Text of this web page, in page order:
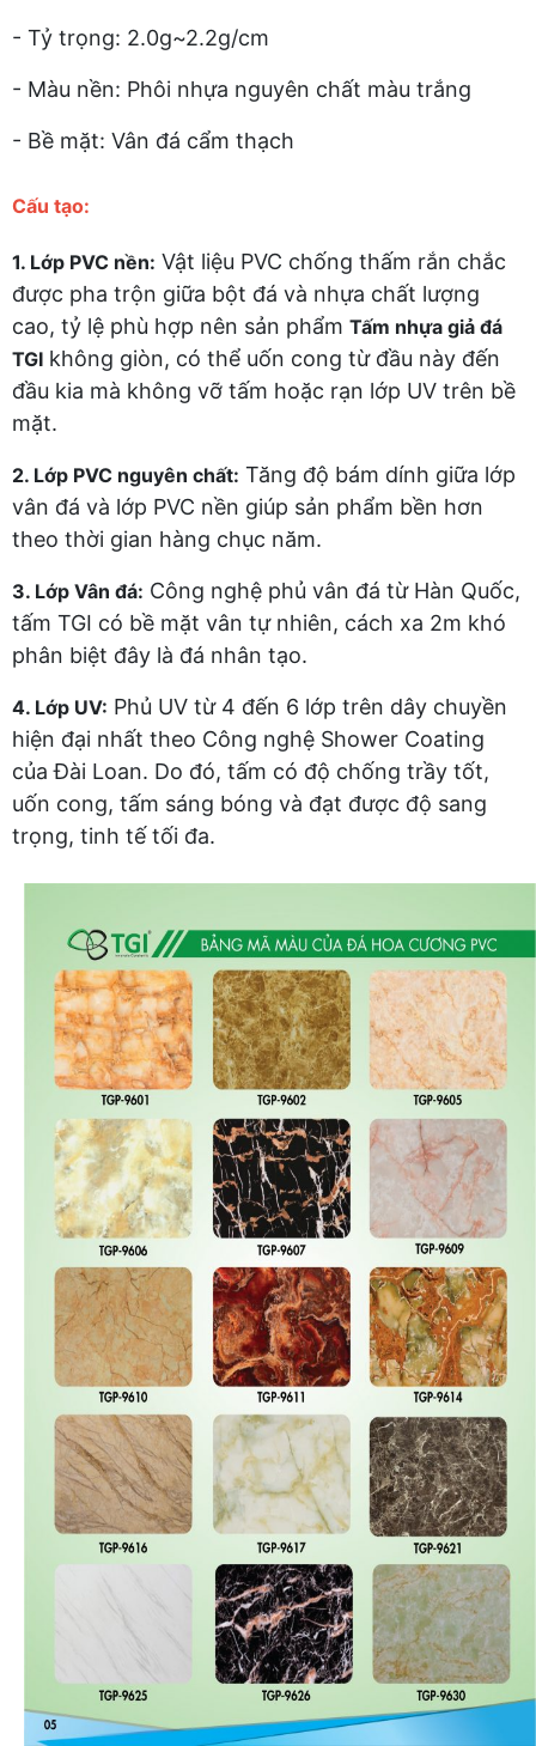
- Tỷ trọng: 2.0g~2.2g/cm
- Màu nền: Phôi nhựa nguyên chất màu trắng
- Bề mặt: Vân đá cẩm thạch
Cấu tạo:
1. Lớp PVC nền: Vật liệu PVC chống thấm rắn chắc
được pha trộn giữa bột đá và nhựa chất lượng
cao, tỷ lệ phù hợp nên sản phẩm Tấm nhựa giả đá
TGI không giòn, có thể uốn cong từ đầu này đến
đầu kia mà không vỡ tấm hoặc rạn lớp UV trên bề
mặt.
2. Lớp PVC nguyên chất: Tăng độ bám dính giữa lớp
vân đá và lớp PVC nền giúp sản phẩm bền hơn
theo thời gian hàng chục năm.
3. Lớp Vân đá: Công nghệ phủ vân đá từ Hàn Quốc,
tấm TGI có bề mặt vân tự nhiên, cách xa 2m khó
phân biệt đây là đá nhân tạo.
4. Lớp UV: Phủ UV từ 4 đến 6 lớp trên dây chuyền
hiện đại nhất theo Công nghệ Shower Coating
của Đài Loan. Do đó, tấm có độ chống trầy tốt,
uốn cong, tấm sáng bóng và đạt được độ sang
trọng, tinh tế tối đa.